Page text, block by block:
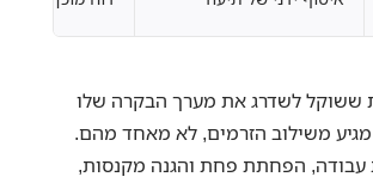
ששוקל לשדרג את מערך הבקרה שלו
משילוב הזרמים, לא מאחד מהם.
עבודה, הפחתת פחת והגנה מקנסות,